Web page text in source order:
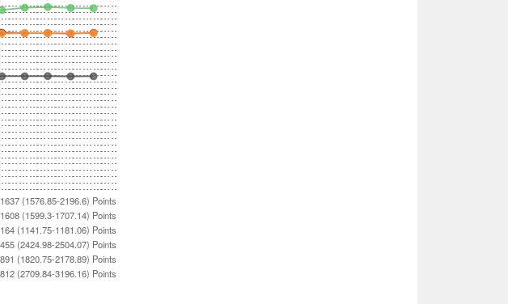
(1576.85-2196.6) Points
(1599.3-1707.14) Points
(1141.75-1181.06) Points
(2424.98-2504.07) Points
(1820.75-2178.89) Points
(2709.84-3196.16) Points